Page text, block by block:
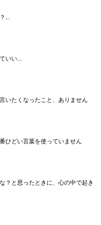
...
いい...
いたくなったこと、ありません
ひどい言葉を使っていません
？と思ったときに、心の中で起き